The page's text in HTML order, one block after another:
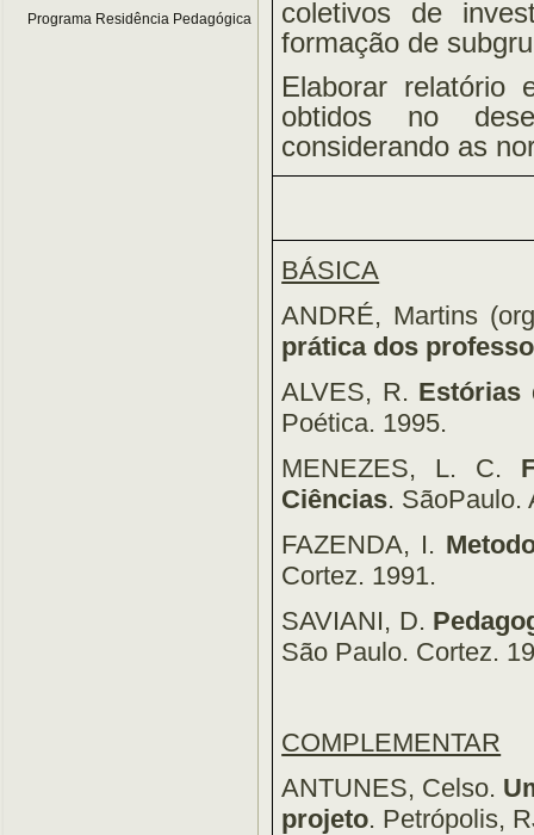
Programa Residência Pedagógica
coletivos de
formação de
Elaborar relatório
obtidos no
considerando as
BÁSICA
ANDRÉ, Martins
prática dos
ALVES, R. Estórias
Poética. 1995.
MENEZES, L. C.
Ciências. SãoPaulo.
FAZENDA, I.
Cortez. 1991.
SAVIANI, D.
São Paulo. Cortez.
COMPLEMENTAR
ANTUNES, Celso.
projeto. Petrópolis,